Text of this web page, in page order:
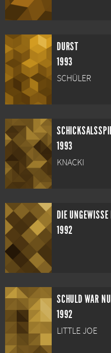
DURST
1993
SCHÜLER
1993
KNACKI
DIE
1992
SCHULD WAR
1992
LITTLE JOE